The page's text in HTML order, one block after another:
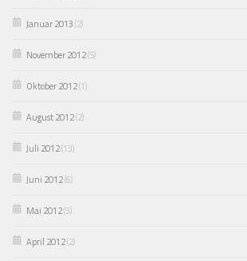
Januar 2013(2)
November 2012(5)
Oktober 2012(1)
August 2012(2)
Juli 2012(13)
Juni 2012(6)
Mai 2012(3)
April 2012(2)